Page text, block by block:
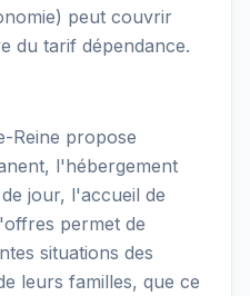
peut couvrir
du tarif dépendance.
Reine propose
l'hébergement
jour, l'accueil de
permet de
situations des
leurs familles, que ce